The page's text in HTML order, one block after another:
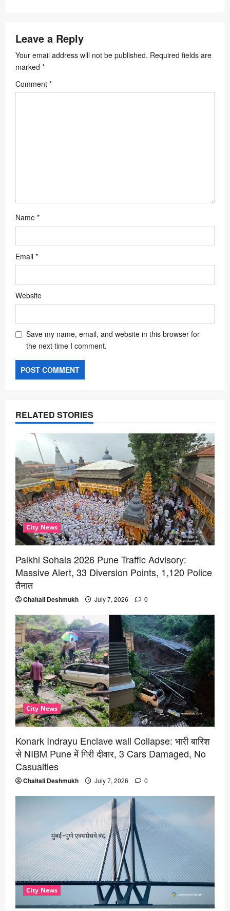
i
g
a
t
Leave a Reply
Your email address will not be published. Required fields are
marked *
Comment *
Name *
Email *
Website
Save my name, email, and website in this browser for
the next time I comment.
RELATED STORIES
City News
Palkhi Sohala 2026 Pune Traffic Advisory:
Massive Alert, 33 Diversion Points, 1,120 Police
तैनात
Chaitali Deshmukh July 7, 2026 0
City News
Konark Indrayu Enclave wall Collapse: भारी बारिश
से NIBM Pune में गिरी दीवार, 3 Cars Damaged, No
Casualties
Chaitali Deshmukh July 7, 2026 0
City News